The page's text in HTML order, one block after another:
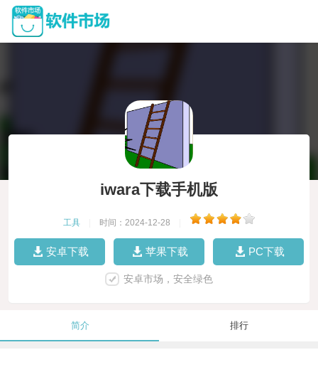
iwara下载手机版
工具 时间：2024-12-28
安卓下载 苹果下载 PC下载
安卓市场，安全绿色
简介 排行